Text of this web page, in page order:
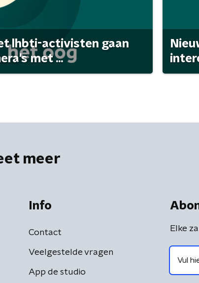
lhbti-activisten gaan
met ...
meer
Info
Contact
Veelgestelde vragen
App de studio
Elke